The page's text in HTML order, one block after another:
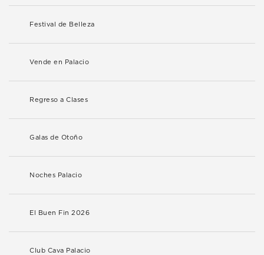
Festival de Belleza
Vende en Palacio
Regreso a Clases
Galas de Otoño
Noches Palacio
El Buen Fin 2026
Club Cava Palacio